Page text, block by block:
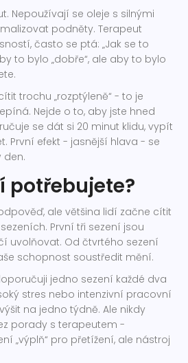
Nepoužívají se oleje s silnými
podněty. Terapeut
často se ptá: „Jak se to
to bylo „dobře“, ale aby to bylo
trochu „rozptýleně“ - to je
Nejde o to, aby jste hned
se dát si 20 minut klidu, vypít
První efekt - jasnější hlava - se
den.
potřebujete?
ale většina lidí začne cítit
První tři sezení jsou
uvolňovat. Od čtvrtého sezení
schopnost soustředit mění.
jedno sezení každé dva
stres nebo intenzivní pracovní
na jedno týdně. Ale nikdy
porady s terapeutem -
„výplň“ pro přetížení, ale nástroj